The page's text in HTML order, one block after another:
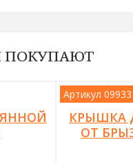
ПОКУПАЮТ
Артикул 09933
КРЫШКА
ОТ